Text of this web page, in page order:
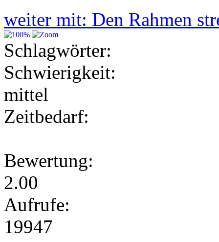
weiter mit: Den Rahmen
Schlagwörter:
Schwierigkeit:
mittel
Zeitbedarf:
Bewertung:
2.00
Aufrufe:
19947